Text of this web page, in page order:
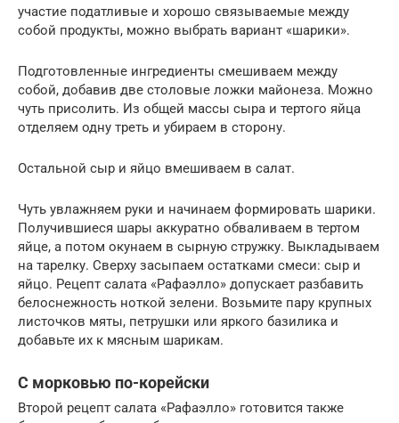
участие податливые и хорошо связываемые между
собой продукты, можно выбрать вариант «шарики».
Подготовленные ингредиенты смешиваем между
собой, добавив две столовые ложки майонеза. Можно
чуть присолить. Из общей массы сыра и тертого яйца
отделяем одну треть и убираем в сторону.
Остальной сыр и яйцо вмешиваем в салат.
Чуть увлажняем руки и начинаем формировать шарики.
Получившиеся шары аккуратно обваливаем в тертом
яйце, а потом окунаем в сырную стружку. Выкладываем
на тарелку. Сверху засыпаем остатками смеси: сыр и
яйцо. Рецепт салата «Рафаэлло» допускает разбавить
белоснежность ноткой зелени. Возьмите пару крупных
листочков мяты, петрушки или яркого базилика и
добавьте их к мясным шарикам.
С морковью по-корейски
Второй рецепт салата «Рафаэлло» готовится также